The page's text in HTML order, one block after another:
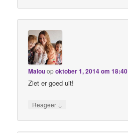
Malouopoktober 1, 2014 om 18:40
Ziet er goed uit!
Reageer ↓